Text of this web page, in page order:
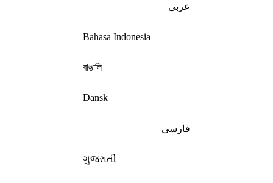
عربى
Bahasa Indonesia
বাঙালি
Dansk
فارسی
ગુજરાતી